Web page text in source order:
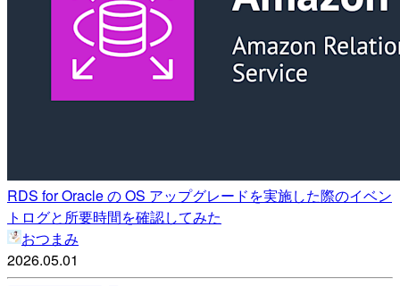
RDS for Oracle の OS アップグレードを実施した際のイベン
トログと所要時間を確認してみた
おつまみ
2026.05.01